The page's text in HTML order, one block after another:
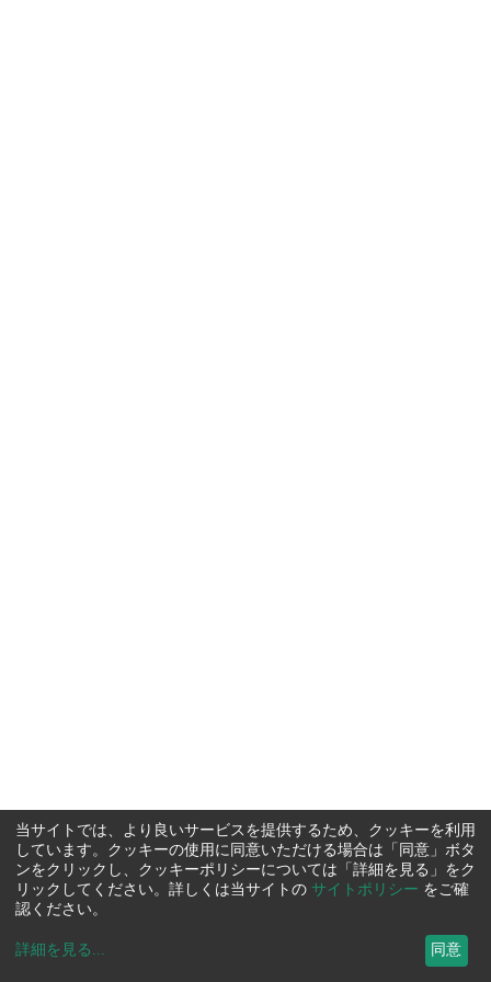
当サイトでは、より良いサービスを提供するため、クッキーを利用
しています。クッキーの使用に同意いただける場合は「同意」ボタ
ンをクリックし、クッキーポリシーについては「詳細を見る」をク
リックしてください。詳しくは当サイトの サイトポリシー をご確
認ください。
詳細を見る ... 同意